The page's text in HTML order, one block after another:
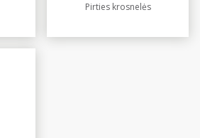
Pirties krosnelės